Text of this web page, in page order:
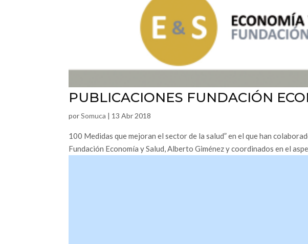
PUBLICACIONES FUNDACIÓN
porSomuca | 13 Abr 2018
100 Medidas que mejoran el sector de la salud” en el que han
Fundación Economía y Salud, Alberto Giménez y coordinados en el